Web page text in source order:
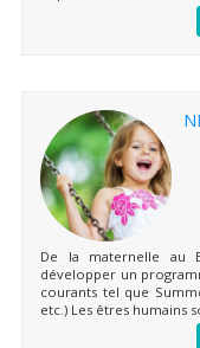
De la maternelle au
développer un
courants tel que
etc.) Les êtres humains